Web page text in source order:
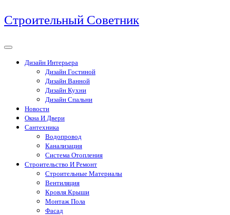
Перейти
к
Строительный Советник
Дизайн Интерьера
Дизайн Гостиной
Дизайн Ванной
Дизайн Кухни
Дизайн Спальни
Новости
Окна И Двери
Сантехника
Водопровод
Канализация
Система Отопления
Строительство И Ремонт
Строительные Материалы
Вентиляция
Кровля Крыши
Монтаж Пола
Фасад